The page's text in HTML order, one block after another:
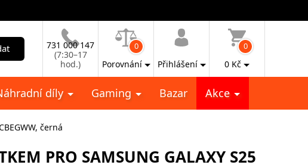
731 000 147
(7:30–17
hod.)
0
Porovnání Přihlášení
0
0 Kč
díly Gaming Bazar Akce
černá
PRO SAMSUNG GALAXY S25